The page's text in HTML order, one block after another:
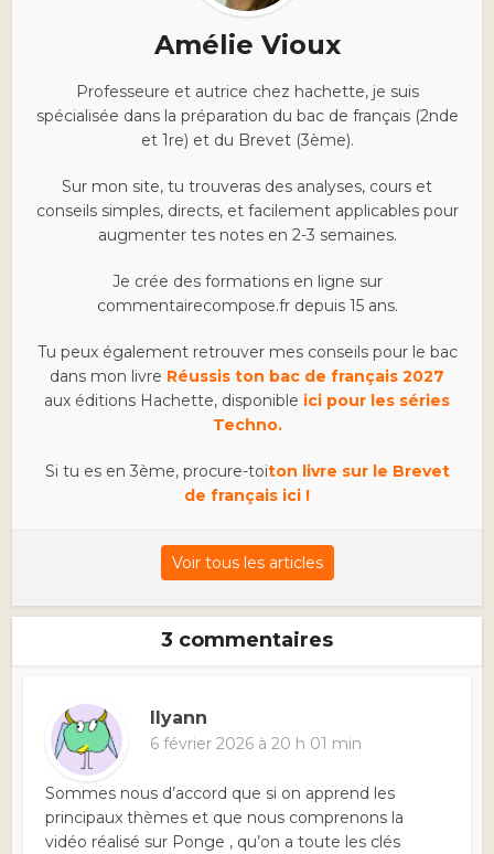
Amélie Vioux
Professeure et autrice chez hachette, je suis
spécialisée dans la préparation du bac de français (2nde
et 1re) et du Brevet (3ème).
Sur mon site, tu trouveras des analyses, cours et
conseils simples, directs, et facilement applicables pour
augmenter tes notes en 2-3 semaines.
Je crée des formations en ligne sur
commentairecompose.fr depuis 15 ans.
Tu peux également retrouver mes conseils pour le bac
dans mon livre Réussis ton bac de français 2027
aux éditions Hachette, disponible ici pour les séries
Techno.
Si tu es en 3ème, procure-toiton livre sur le Brevet
de français ici !
Voir tous les articles
3 commentaires
Ilyann
6 février 2026 à 20 h 01 min
Sommes nous d’accord que si on apprend les
principaux thèmes et que nous comprenons la
vidéo réalisé sur Ponge , qu’on a toute les clés